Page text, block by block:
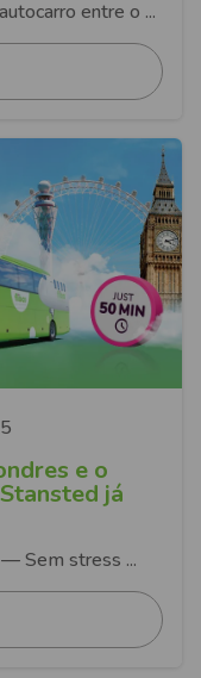
entre o ...
e o
já
Sem stress ...